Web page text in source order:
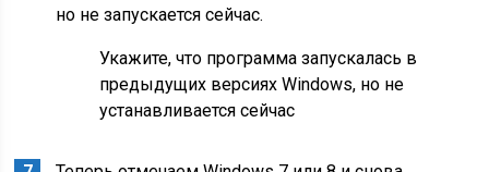
но не запускается сейчас.
Укажите, что программа запускалась в
предыдущих версиях Windows, но не
устанавливается сейчас